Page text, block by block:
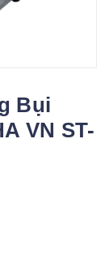
Bụi
VN ST-